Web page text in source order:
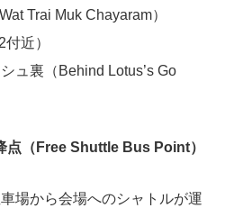
Trai Muk Chayaram）
近）
ュ裏（Behind Lotus’s Go
点（Free Shuttle Bus Point）
場から会場へのシャトルが運